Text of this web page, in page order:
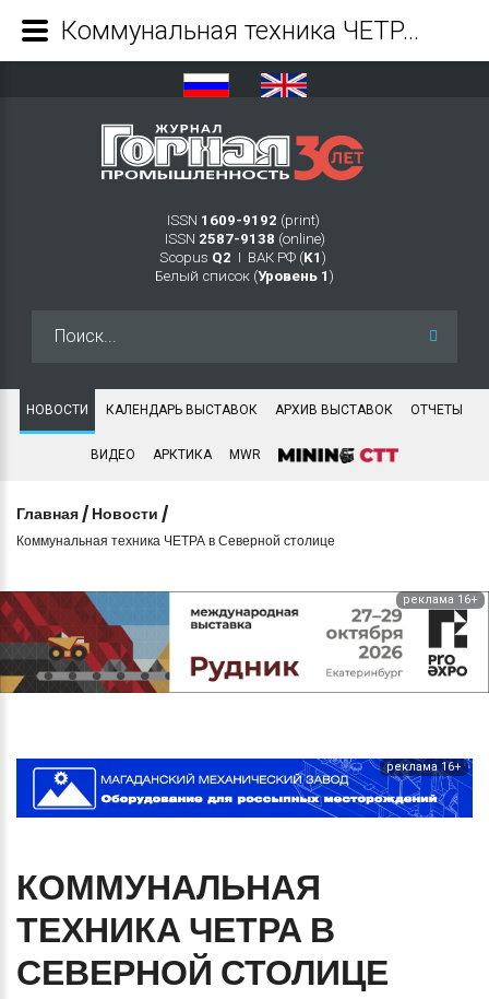
ISSN 1609-9192 (print)
ISSN 2587-9138 (online)
Scopus Q2 Ι ВАК РФ (K1 )
Белый список (Уровень 1 )
НОВОСТИ КАЛЕНДАРЬ ВЫСТАВОК АРХИВ ВЫСТАВОК ОТЧЕТЫ
ВИДЕО АРКТИКА MWR
Главная / Новости /
Коммунальная техника ЧЕТРА в Северной столице
реклама 16+
реклама 16+
КОММУНАЛЬНАЯ
ТЕХНИКА ЧЕТРА В
СЕВЕРНОЙ СТОЛИЦЕ
Коммунальная техника ЧЕТРА в Северной столице - Журнал Горная промышленность